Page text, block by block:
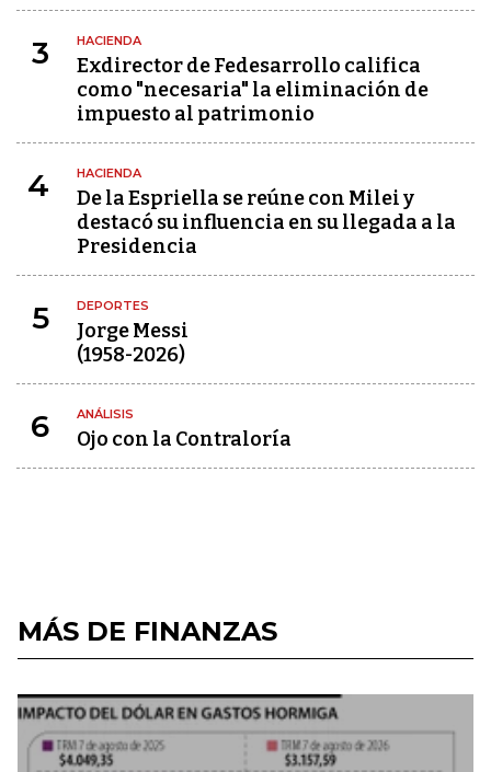
3 HACIENDA
Exdirector de Fedesarrollo califica
como "necesaria" la eliminación de
impuesto al patrimonio
4 HACIENDA
De la Espriella se reúne con Milei y
destacó su influencia en su llegada a la
Presidencia
5 DEPORTES
Jorge Messi
(1958-2026)
6 ANÁLISIS
Ojo con la Contraloría
MÁS DE FINANZAS